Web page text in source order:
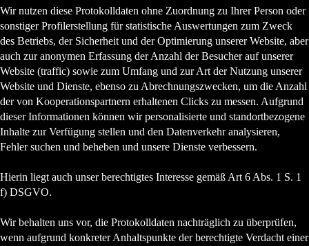
Wir nutzen diese Protokolldaten ohne Zuordnung zu Ihrer Person oder
sonstiger Profilerstellung für statistische Auswertungen zum Zweck
des Betriebs, der Sicherheit und der Optimierung unserer Website, aber
auch zur anonymen Erfassung der Anzahl der Besucher auf unserer
Website (traffic) sowie zum Umfang und zur Art der Nutzung unserer
Website und Dienste, ebenso zu Abrechnungszwecken, um die Anzahl
der von Kooperationspartnern erhaltenen Clicks zu messen. Aufgrund
dieser Informationen können wir personalisierte und standortbezogene
Inhalte zur Verfügung stellen und den Datenverkehr analysieren,
Fehler suchen und beheben und unsere Dienste verbessern.
Hierin liegt auch unser berechtigtes Interesse gemäß Art 6 Abs. 1 S. 1
f) DSGVO.
Wir behalten uns vor, die Protokolldaten nachträglich zu überprüfen,
wenn aufgrund konkreter Anhaltspunkte der berechtigte Verdacht einer